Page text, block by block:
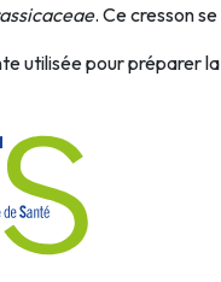
. Ce cresson
utilisée pour préparer